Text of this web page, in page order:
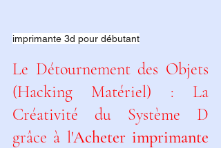
imprimante 3d pour débutant
Le Détournement des Objets
(Hacking Matériel) : La
Créativité du Système D
grâce à l'Acheter imprimante